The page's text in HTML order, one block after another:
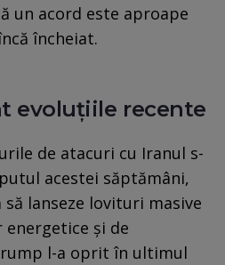
un acord este aproape
încheiat.
evoluțiile recente
de atacuri cu Iranul s-
acestei săptămâni,
lanseze lovituri masive
și de
l-a oprit în ultimul